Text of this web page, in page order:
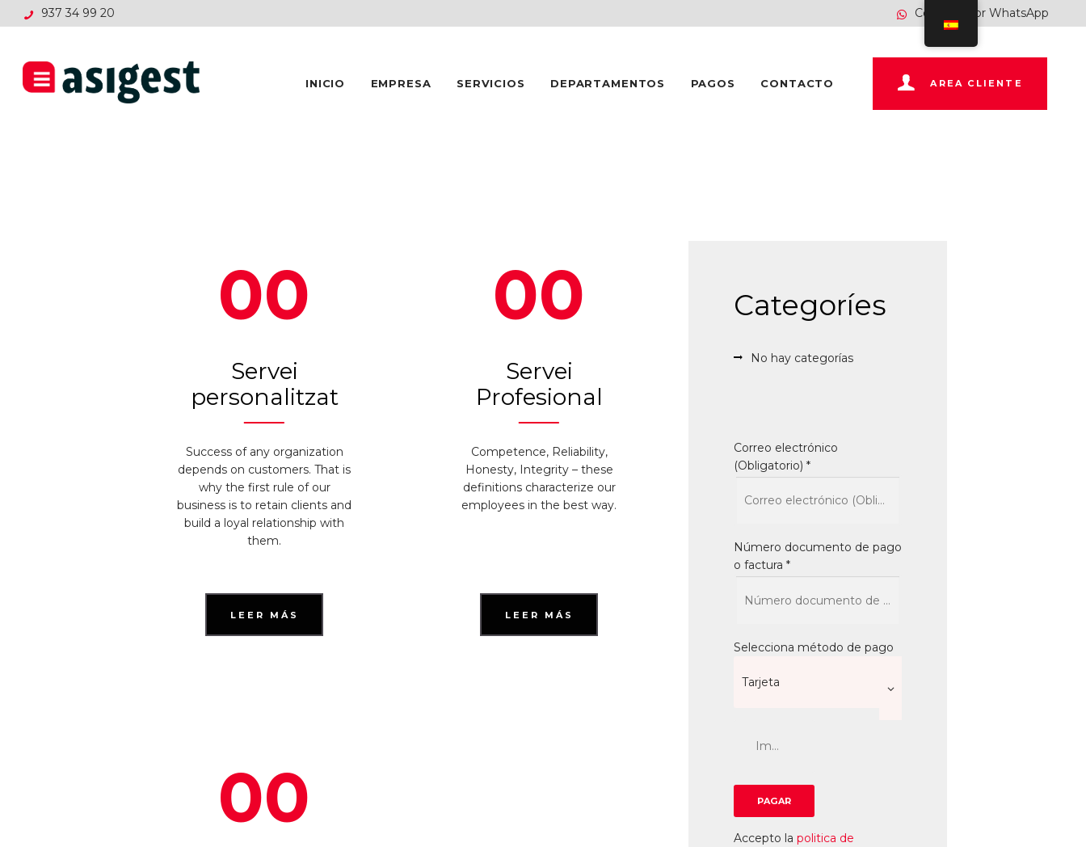
937 34 99 20 Contatar por WhatsApp
INICIO EMPRESA SERVICIOS DEPARTAMENTOS PAGOS CONTACTO AREA CLIENTE
INICIO
00
Servei
personalitzat
Success of any organization
depends on customers. That is
why the first rule of our
business is to retain clients and
build a loyal relationship with
them.
LEER MÁS
00
Servei
Profesional
Competence, Reliability,
Honesty, Integrity – these
definitions characterize our
employees in the best way.
LEER MÁS
00
Categoríes
No hay categorías
Correo electrónico
(Obligatorio) *
Número documento de pago
o factura *
Selecciona método de pago
Accepto la politica de